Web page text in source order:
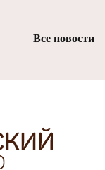
Все новости